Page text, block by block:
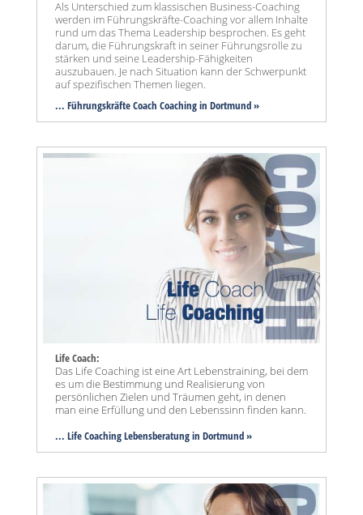
Als Unterschied zum klassischen Business-Coaching
werden im Führungskräfte-Coaching vor allem Inhalte
rund um das Thema Leadership besprochen. Es geht
darum, die Führungskraft in seiner Führungsrolle zu
stärken und seine Leadership-Fähigkeiten
auszubauen. Je nach Situation kann der Schwerpunkt
auf spezifischen Themen liegen.
... Führungskräfte Coach Coaching in Dortmund »
Life Coach:
Das Life Coaching ist eine Art Lebenstraining, bei dem
es um die Bestimmung und Realisierung von
persönlichen Zielen und Träumen geht, in denen
man eine Erfüllung und den Lebenssinn finden kann.
... Life Coaching Lebensberatung in Dortmund »